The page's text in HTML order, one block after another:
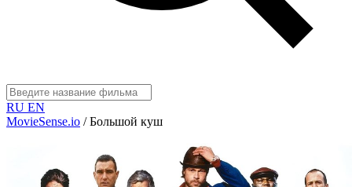
RU EN
MovieSense.io / Большой куш